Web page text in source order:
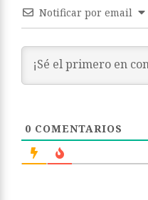
Notificar por email
0 COMENTARIOS